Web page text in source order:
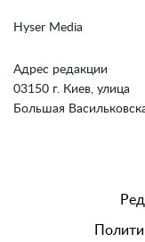
Hyser Media
Адрес редакции
03150 г. Киев, улица
Большая